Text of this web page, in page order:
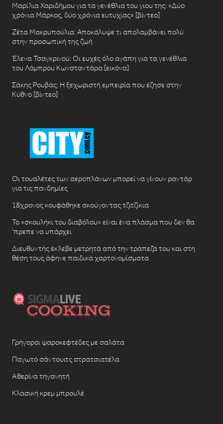
Μαρίλια Χαριδήμου για τα γενέθλια του γιου της: «Δύο
χρόνια Μάρκος, δύο χρόνια ευτυχίας» [βίντεο]
Ζέτα Μακρυπούλια: Αποκάλυψε τι απολαμβάνει πολύ
στην προσωπική της ζωή
Έλενα Τσαγκρινού: Οι ευχές όλο αγάπη για τα γενέθλια
του Λάμπρου Κωνσταντάρα [εικόνα]
Σάκης Ρουβάς: Η ξεχωριστή εμπειρία που έζησε στην
Κύθνο [βίντεο]
Οι τουαλέτες των αεροπλάνων μπορεί να γίνουν ραντάρ
για τις πανδημίες
18χρονος κουφάθηκε ακούγοντας τζιτζίκια
Το «σκουλήκι του διαβόλου» είναι ένα πλάσμα που δεν θα
‘πρεπε να υπάρχει
Διευθυντής έκλεβε μετρητά από την τράπεζά του και στη
θέση τους άφηνε παιδικά χαρτονομίσματα
Γρήγοροι ψαροκεφτέδες με σαλάτα
Παγωτό σάντουιτς στρατσιατέλα
Αθερίνα τηγανητή
Κλασική κρεμ μπρουλέ